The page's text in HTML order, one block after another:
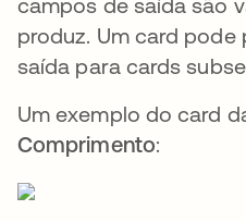
campos de saída são
produz. Um card pode
saída para cards
Um exemplo do card
Comprimento: